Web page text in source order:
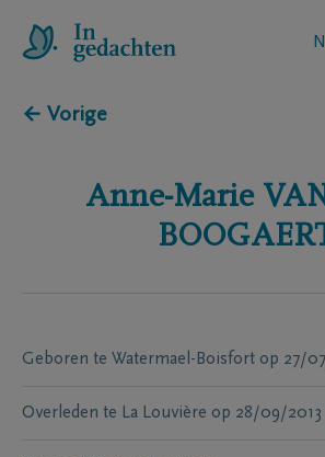
← Vorige
Anne-Marie
Geboren te Watermael-Boisfort op 27/
Overleden te La Louvière op 28/09/2013